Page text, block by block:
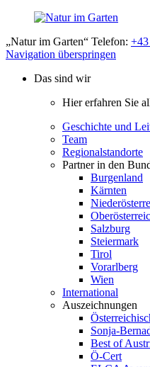
„Natur im Garten“ Telefon:
Navigation überspringen
Das sind wir
Hier erfahren Sie
Geschichte und
Team
Regionalstandorte
Partner in den
Burgenland
Kärnten
Salzburg
Steiermark
Tirol
Vorarlberg
Wien
International
Auszeichnungen
Sonja-
Best of
Ö-Cert